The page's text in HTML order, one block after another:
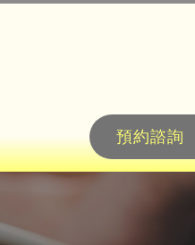
預約諮詢